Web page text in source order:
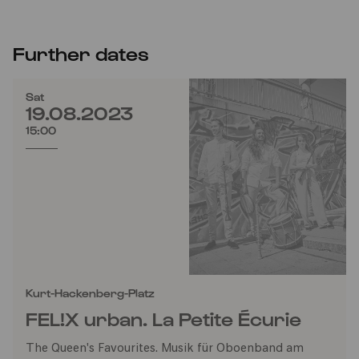
Further dates
Sat
19.08.2023
15:00
Kurt-Hackenberg-Platz
FEL!X urban. La Petite Écurie
The Queen's Favourites. Musik für Oboenband am